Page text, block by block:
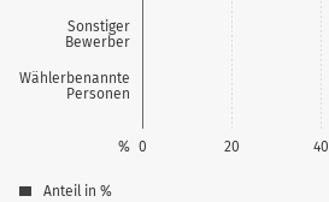
Sonstiger
Bewerber
Wählerbenannte
Personen
0 20 40
%
Anteil in %